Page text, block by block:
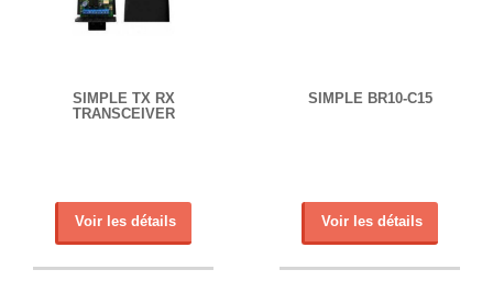
SIMPLE TX RX
TRANSCEIVER
Voir les détails
SIMPLE BR10-C15
Voir les détails